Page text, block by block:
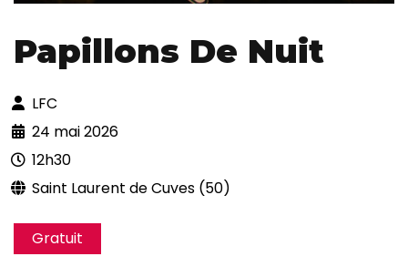
Papillons De Nuit
LFC
24 mai 2026
12h30
Saint Laurent de Cuves (50)
Gratuit